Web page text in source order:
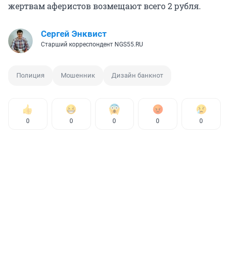
жертвам аферистов возмещают всего 2 рубля.
Сергей Энквист
Старший корреспондент NGS55.RU
Полиция Мошенник Дизайн банкнот
0 0 0 0 0